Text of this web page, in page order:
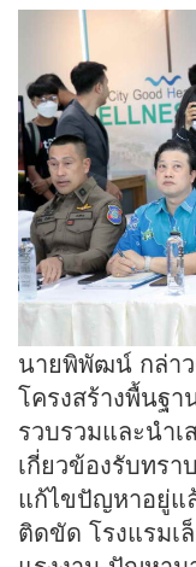
นายพิพัฒน์ กล่า
โครงสร้างพื้นฐา
รวบรวมและนำ
เกี่ยวข้องรับทรา
แก้ไขปัญหาอยู่แ
ติดขัด โรงแรม